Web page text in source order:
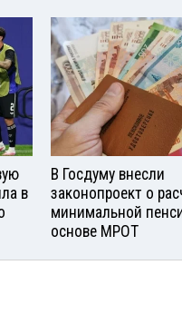
в
В Госдуму внесли
законопроект о
минимальной
основе МРОТ